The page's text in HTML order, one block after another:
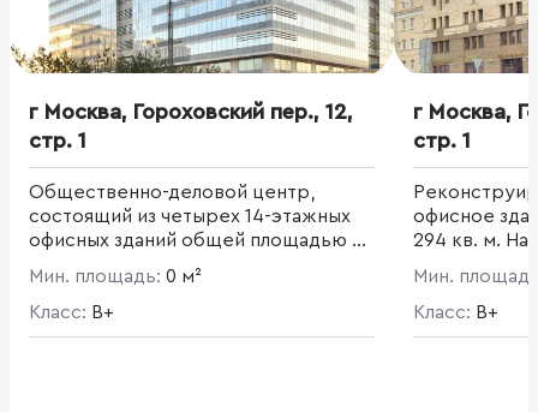
г Москва, Гороховский пер., 12,
стр. 1
Общественно-деловой центр,
состоящий из четырех 14-этажных
офисных зданий общей площадью 65
000 кв. м, образующих внутренний
двор и двухэтажное здание
автостоянки. Все четыре секции
имеют отдельные входные и
Мин. площадь: 0 м²
Класс: B+
г Москва,
стр. 1
офисное
294 кв. м. На
кафе,
Мин.
Класс: B+